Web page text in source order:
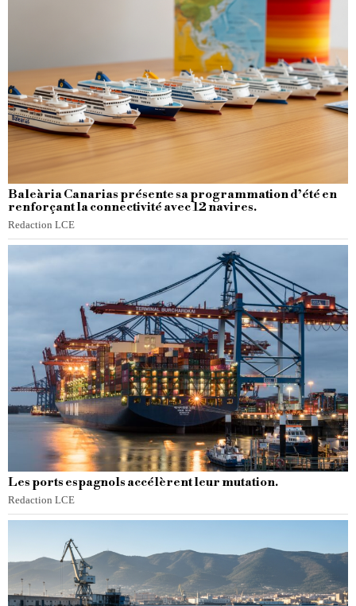
Baleària Canarias présente sa programmation d’été en
renforçant la connectivité avec 12 navires.
Redaction LCE
Les ports espagnols accélèrent leur mutation.
Redaction LCE